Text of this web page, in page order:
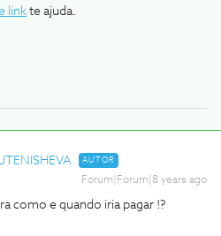
link te ajuda.
AUTOR
Forum|Forum|8 years ago
como e quando iria pagar !?